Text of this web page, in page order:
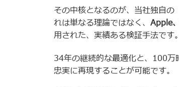
その中核となるのが、当社独自の
れは単なる理論ではなく、Apple
用された、実績ある検証手法です。
34年の継続的な最適化と、100万
忠実に再現することが可能です。